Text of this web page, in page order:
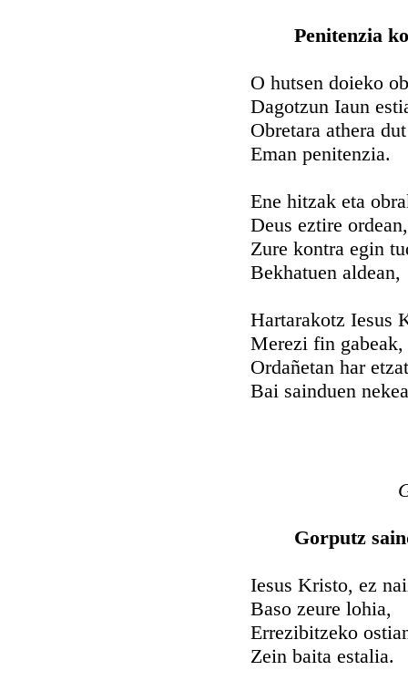
Penitenzia
O hutsen doieko
Dagotzun Iaun
Obretara athera dut
Eman penitenzia.
Ene hitzak eta
Deus eztire ordean,
Zure kontra egin
Bekhatuen aldean,
Hartarakotz Iesus
Merezi fin gabeak,
Ordañetan har
Bai sainduen
Gorputz
Iesus Kristo, ez
Baso zeure lohia,
Errezibitzeko
Zein baita estalia.